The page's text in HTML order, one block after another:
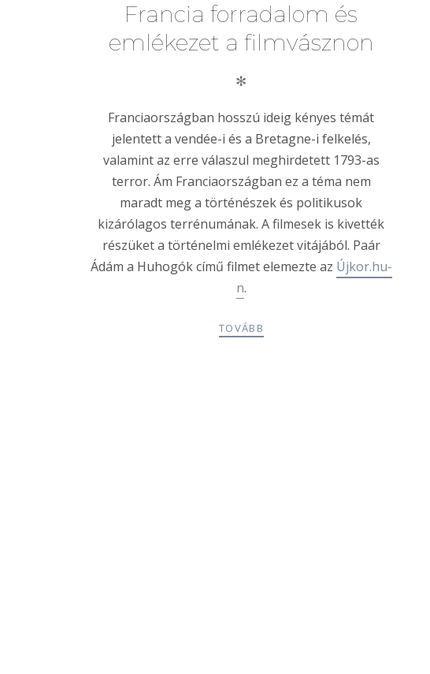
Francia forradalom és
emlékezet a filmvásznon
✻
Franciaországban hosszú ideig kényes témát
jelentett a vendée-i és a Bretagne-i felkelés,
valamint az erre válaszul meghirdetett 1793-as
terror. Ám Franciaországban ez a téma nem
maradt meg a történészek és politikusok
kizárólagos terrénumának. A filmesek is kivették
részüket a történelmi emlékezet vitájából. Paár
Ádám a Huhogók című filmet elemezte az Újkor.hu-
n.
TOVÁBB